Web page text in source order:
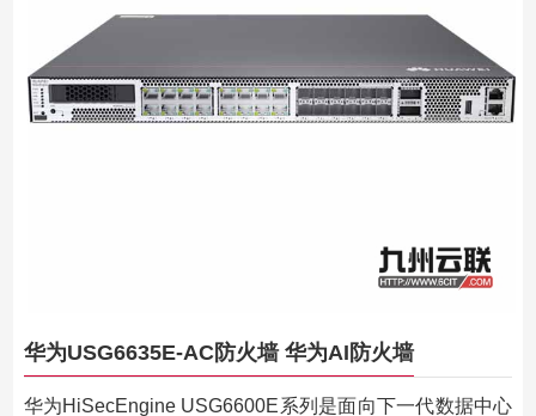
华为USG6635E-AC防火墙 华为AI防火墙
华为HiSecEngine USG6600E系列是面向下一代数据中心